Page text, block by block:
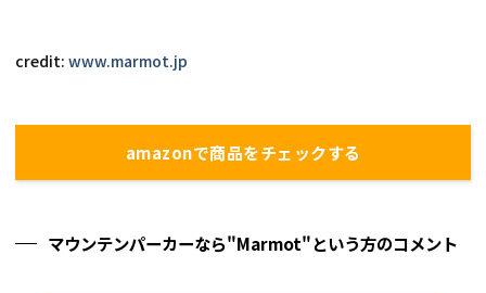
credit: www.marmot.jp
amazonで商品をチェックする
マウンテンパーカーなら"Marmot"という方のコメント